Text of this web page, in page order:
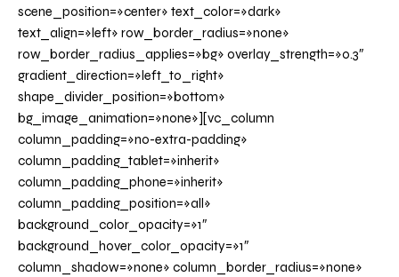
scene_position=»center» text_color=»dark»
text_align=»left» row_border_radius=»none»
row_border_radius_applies=»bg» overlay_strength=»0.3″
gradient_direction=»left_to_right»
shape_divider_position=»bottom»
bg_image_animation=»none»][vc_column
column_padding=»no-extra-padding»
column_padding_tablet=»inherit»
column_padding_phone=»inherit»
column_padding_position=»all»
background_color_opacity=»1″
background_hover_color_opacity=»1″
column_shadow=»none» column_border_radius=»none»